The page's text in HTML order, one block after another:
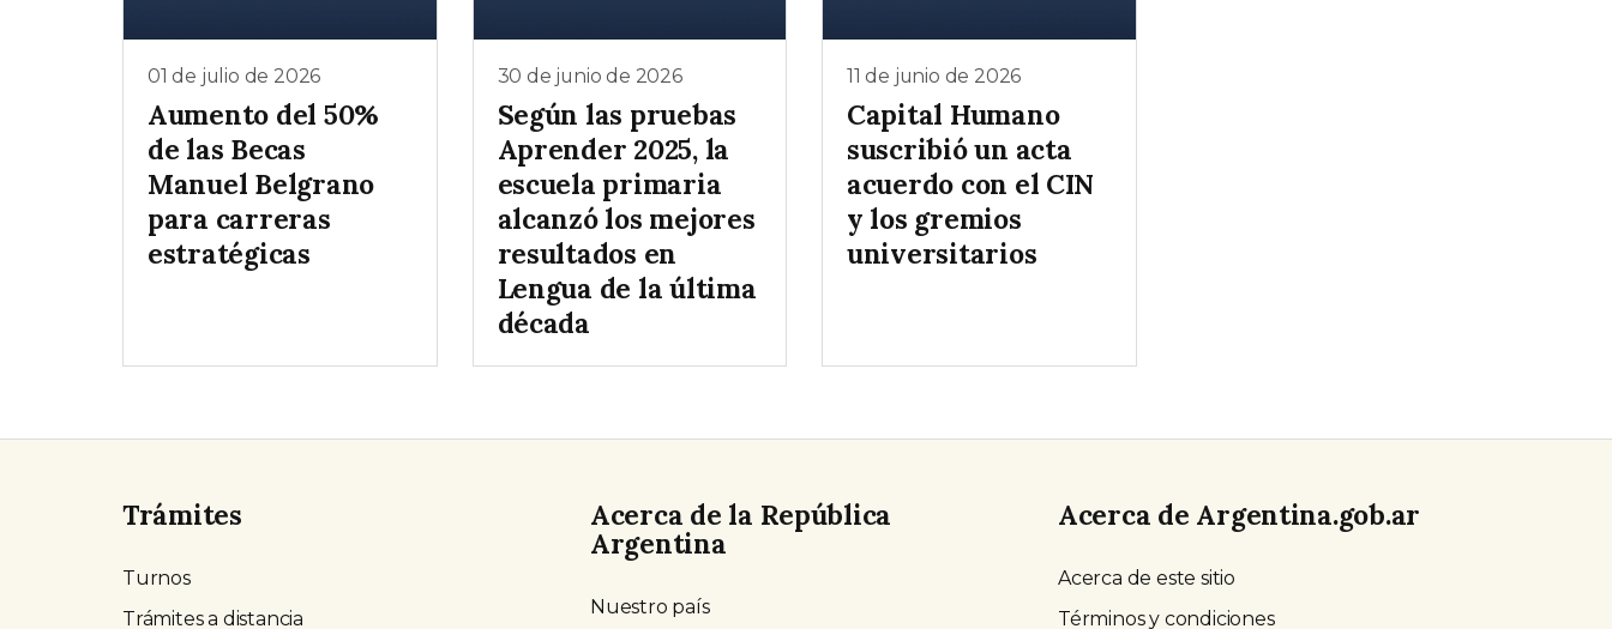
01 de julio de 2026
Aumento del 50%
de las Becas
Manuel Belgrano
para carreras
estratégicas
30 de junio de 2026
Según las pruebas
Aprender 2025, la
escuela primaria
alcanzó los mejores
resultados en
Lengua de la última
década
11 de junio de 2026
Capital Humano
suscribió un acta
acuerdo con el CIN
y los gremios
universitarios
Trámites
Turnos
Trámites a distancia
Acerca de la República
Argentina
Nuestro país
Acerca de Argentina.gob.ar
Acerca de este sitio
Términos y condiciones